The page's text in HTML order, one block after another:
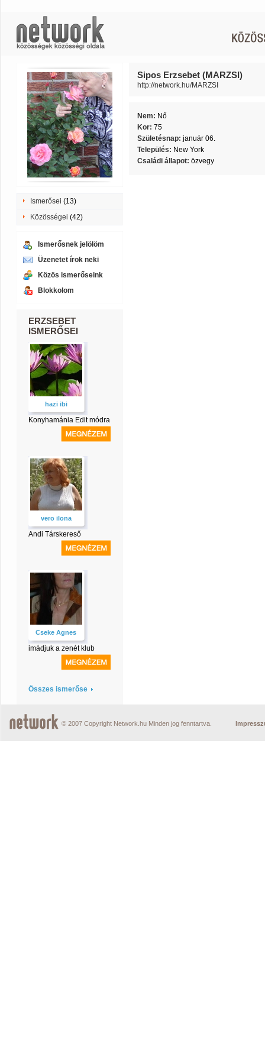
Ismerősei (13)
Közösségei (42)
Ismerősnek jelölöm
Üzenetet írok neki
Közös ismerőseink
Blokkolom
ERZSEBET
ISMERŐSEI
hazi ibi
Konyhamánia Edit módra
vero ilona
Andi Társkereső
Cseke Agnes
imádjuk a zenét klub
Összes ismerőse
Sipos Erzsebet (MARZSI)
http://network.hu/MARZSI
Nem: Nő
Kor: 75
Születésnap: január 06.
Település: New York
Családi állapot: özvegy
© 2007 Copyright Network.hu Minden jog fenntartva.